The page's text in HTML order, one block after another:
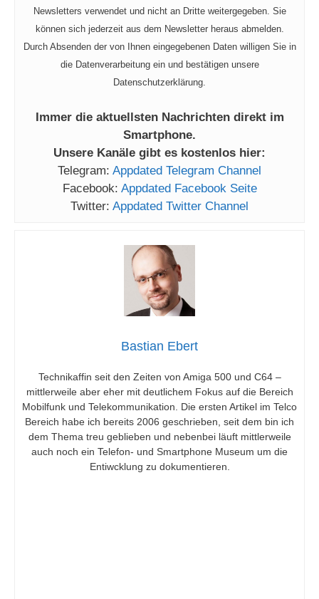
Newsletters verwendet und nicht an Dritte weitergegeben. Sie
können sich jederzeit aus dem Newsletter heraus abmelden.
Durch Absenden der von Ihnen eingegebenen Daten willigen Sie in
die Datenverarbeitung ein und bestätigen unsere
Datenschutzerklärung.
Immer die aktuellsten Nachrichten direkt im
Smartphone.
Unsere Kanäle gibt es kostenlos hier:
Telegram: Appdated Telegram Channel
Facebook: Appdated Facebook Seite
Twitter: Appdated Twitter Channel
Bastian Ebert
Technikaffin seit den Zeiten von Amiga 500 und C64 –
mittlerweile aber eher mit deutlichem Fokus auf die Bereich
Mobilfunk und Telekommunikation. Die ersten Artikel im Telco
Bereich habe ich bereits 2006 geschrieben, seit dem bin ich
dem Thema treu geblieben und nebenbei läuft mittlerweile
auch noch ein Telefon- und Smartphone Museum um die
Entiwcklung zu dokumentieren.